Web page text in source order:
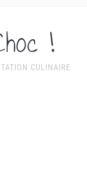
!
CULINAIRE